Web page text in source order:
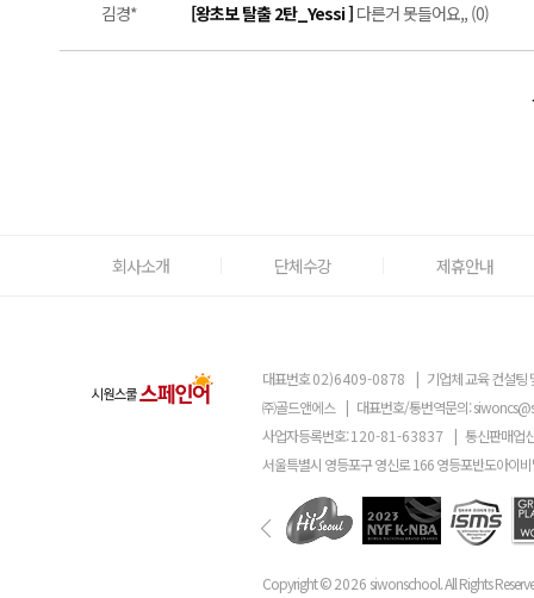
김경* [왕초보 탈출 2탄_Yessi ] 다른거 못들어요,, (0)
회사소개 단체수강 제휴안내
대표번호02)6409-0878 | 기업체 교육 컨설팅
㈜골드앤에스 | 대표번호/통번역문의:
사업자등록번호:120-81-63837 | 통신판매업
서울특별시 영등포구 영신로 166 영등포반도아이
Copyright ©2026 siwonschool. All Rights